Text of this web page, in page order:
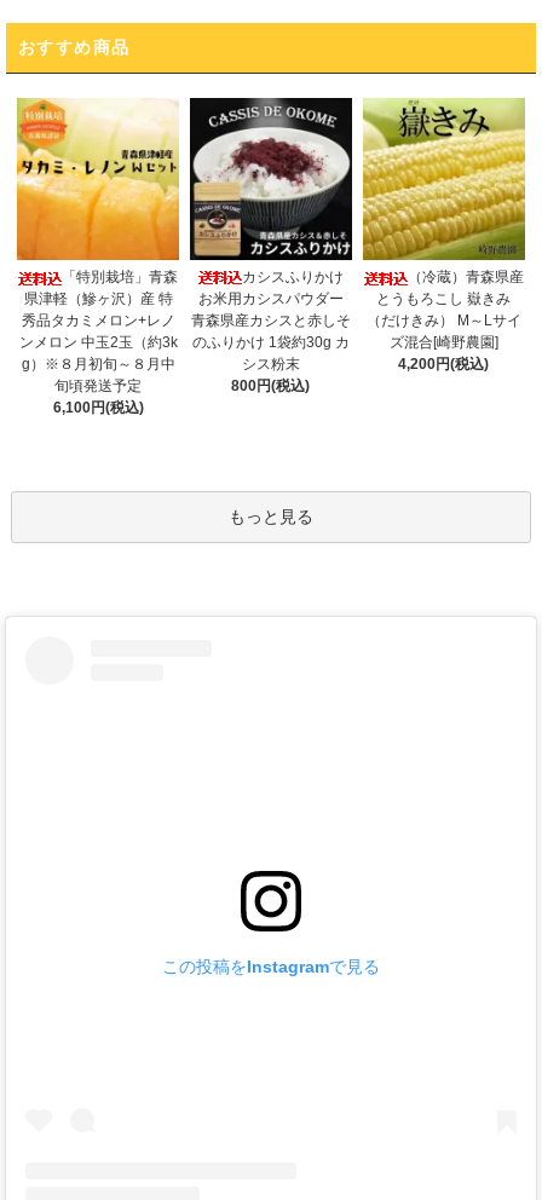
おすすめ商品
「特別栽培」青森
県津軽（鰺ヶ沢）産 特
秀品タカミメロン+レノ
ンメロン 中玉2玉（約3k
g）※８月初旬～８月中
旬頃発送予定
6,100円(税込)
カシスふりかけ
お米用カシスパウダー
青森県産カシスと赤しそ
のふりかけ 1袋約30g カ
シス粉末
800円(税込)
（冷蔵）青森県産
とうもろこし 嶽きみ
（だけきみ） M～Lサイ
ズ混合[崎野農園]
4,200円(税込)
もっと見る
この投稿をInstagramで見る